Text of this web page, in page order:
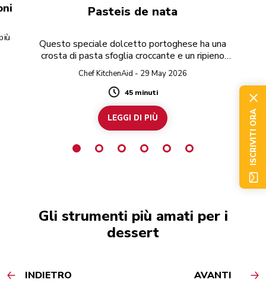
Pasteis de nata
Questo speciale dolcetto portoghese ha una
crosta di pasta sfoglia croccante e un ripieno
dolce alla crema.
Chef KitchenAid - 29 May 2026
Duration
45 minuti
LEGGI DI PIÙ
Gli strumenti più amati per i
dessert
INDIETRO AVANTI
ISCRIVITI ORA